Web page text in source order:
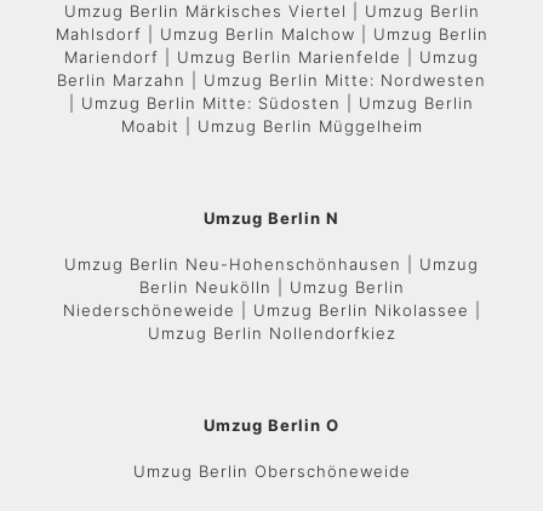
Umzug Berlin Märkisches Viertel | Umzug Berlin
Mahlsdorf | Umzug Berlin Malchow | Umzug Berlin
Mariendorf | Umzug Berlin Marienfelde | Umzug
Berlin Marzahn | Umzug Berlin Mitte: Nordwesten
| Umzug Berlin Mitte: Südosten | Umzug Berlin
Moabit | Umzug Berlin Müggelheim
Umzug Berlin N
Umzug Berlin Neu-Hohenschönhausen | Umzug
Berlin Neukölln | Umzug Berlin
Niederschöneweide | Umzug Berlin Nikolassee |
Umzug Berlin Nollendorfkiez
Umzug Berlin O
Umzug Berlin Oberschöneweide